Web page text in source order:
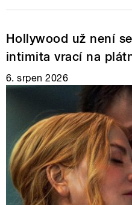
Hollywood už není
intimita vrací na
6. srpen 2026